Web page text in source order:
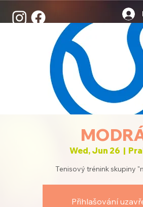
Wed, Jun 26
  |
Tenisový trénink skupiny
Přihlašování